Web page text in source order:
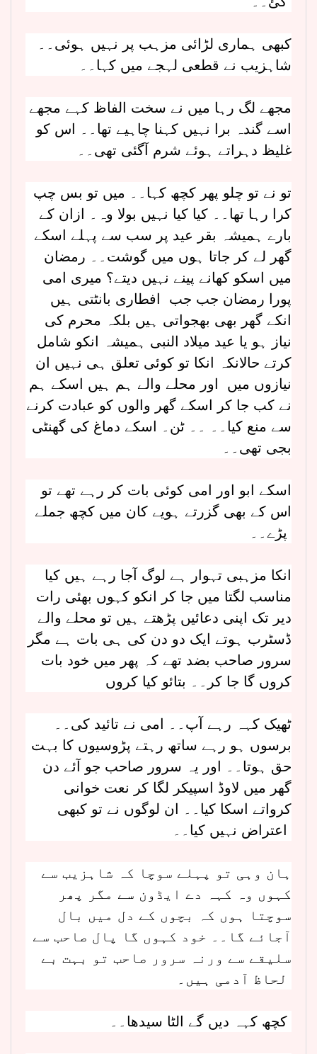
کبھی ہماری لڑائی مزہب پر نہیں ہوئی۔۔
شاہزیب نے قطعی لہجے میں کہا۔۔
مجھے لگ رہا میں نے سخت الفاظ کہے مجھے
اسے گندہ برا نہیں کہنا چاہیے تھا۔۔ اس کو
غلیظ دہراتے ہوئے شرم آگئی تھی۔۔
تو نے تو چلو پھر کچھ کہا۔۔ میں تو بس چپ
کرا رہا تھا۔۔ کیا کیا نہیں بولا وہ۔ ازان کے
بارے ہمیشہ بقر عید پر سب سے پہلے اسکے
گھر لے کر جاتا ہوں میں گوشت۔۔ رمضان
میں اسکو کھانے پینے نہیں دیتے؟ میری امی
پورا رمضان جب جب افطاری بانٹتی ہیں
انکے گھر بھی بھجواتی ہیں بلکہ محرم کی
نیاز ہو یا عید میلاد النبی ہمیشہ انکو شامل
کرتے حالانکہ انکا تو کوئی تعلق ہی نہیں ان
نیازوں میں اور محلے والے ہم ہیں اسکے ہم
نے کب جا کر اسکے گھر والوں کو عبادت کرنے
سے منع کیا۔۔ ۔۔ ٹن۔ اسکے دماغ کی گھنٹی
بجی تھی۔۔
اسکے ابو اور امی کوئی بات کر رہے تھے تو
اس کے بھی گزرتے ہویے کان میں کچھ جملے
انکا مزہبی تہوار ہے لوگ آجا رہے ہیں کیا
مناسب لگتا میں جا کر انکو کہوں بھئی رات
دیر تک اپنی دعائیں پڑھتے ہیں تو محلے والے
ڈسٹرب ہوتے ایک دو دن کی ہی بات ہے مگر
سرور صاحب بضد تھے کہ پھر میں خود بات
کروں گا جا کر۔۔ بتائو کیا کروں
برسوں ہو رہے ساتھ رہتے پڑوسیوں کا بہت
حق ہوتا۔۔ اور یہ سرور صاحب جو آئے دن
گھر میں لاوڈ اسپیکر لگا کر نعت خوانی
کرواتے اسکا کیا۔۔ ان لوگوں نے تو کبھی
ہان وہی تو پہلے سوچا کہ شاہزیب سے
کہوں وہ کہہ دے ایڈون سے مگر پھر
سوچتا ہوں کہ بچوں کے دل میں بال
آجائے گا۔۔ خود کہوں گا پال صاحب سے
سلیقے سے ورنہ سرور صاحب تو بہت بے